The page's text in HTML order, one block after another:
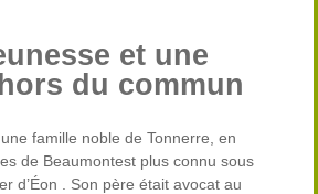
et une
du commun
famille noble de Tonnerre, en
de Beaumontest plus connu sous
d’Éon . Son père était avocat au